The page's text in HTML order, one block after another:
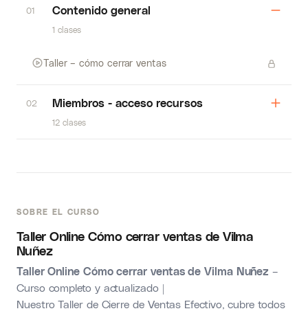
SOBRE EL CURSO
Taller Online Cómo cerrar ventas de Vilma
Nuñez
Taller Online Cómo cerrar ventas de Vilma Nuñez –
Curso completo y actualizado |
Nuestro Taller de Cierre de Ventas Efectivo, cubre todos
01 Contenido general
1 clases
Taller – cómo cerrar ventas
02 Miembros - acceso recursos
12 clases